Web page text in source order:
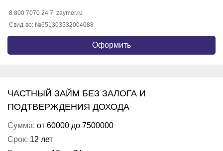
8 800 7070 24 7 zaymer.ru
Свид-во: №651303532004088
Оформить
ЧАСТНЫЙ ЗАЙМ БЕЗ ЗАЛОГА И
ПОДТВЕРЖДЕНИЯ ДОХОДА
Сумма: от 60000 до 7500000
Срок: 12 лет